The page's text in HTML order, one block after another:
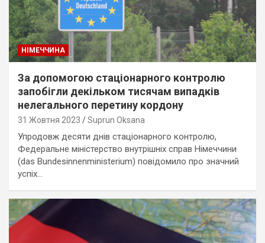
НІМЕЧЧИНА
За допомогою стаціонарного контролю
запобігли декільком тисячам випадків
нелегального перетину кордону
31 Жовтня 2023 Suprun Oksana
Упродовж десяти днів стаціонарного контролю,
Федеральне міністерство внутрішніх справ Німеччини
(das Bundesinnenministerium) повідомило про значний
успіх…